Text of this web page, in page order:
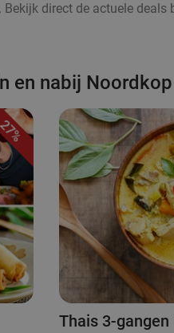
direct de actuele
en nabij Noordkop
Thais 3-